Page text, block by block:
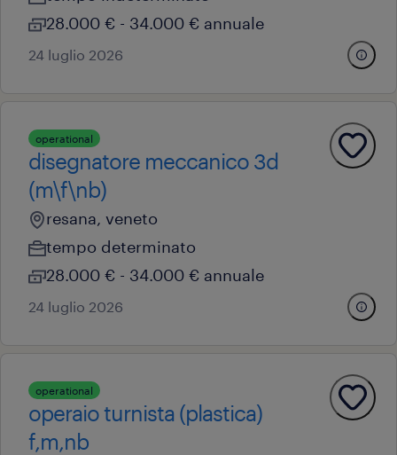
28.000 € - 34.000 € annuale
24 luglio 2026
operational
disegnatore meccanico 3d
(m\f\nb)
resana, veneto
tempo determinato
28.000 € - 34.000 € annuale
24 luglio 2026
operational
operaio turnista (plastica)
f,m,nb